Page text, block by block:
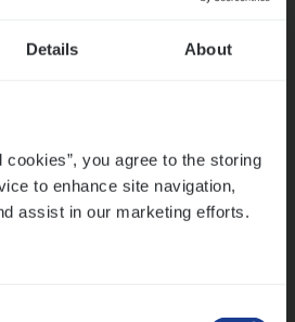
Details About
cookies”, you agree to the storing
to enhance site navigation,
assist in our marketing efforts.